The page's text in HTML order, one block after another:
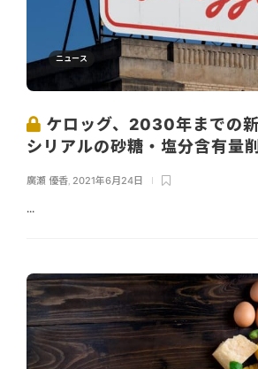
ニュース
ケロッグ、2030年までの新
シリアルの砂糖・塩分含有量
廣瀬 優香 2021年6月24日
...